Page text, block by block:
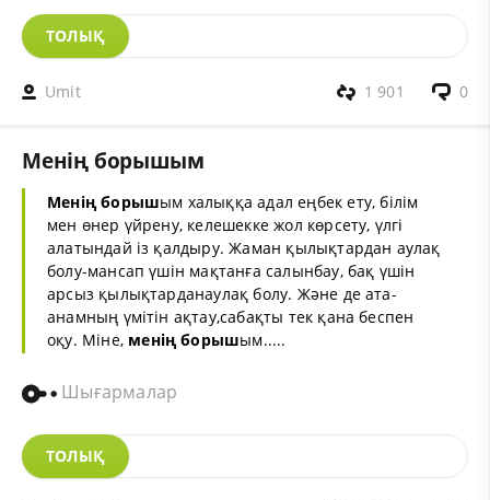
ТОЛЫҚ
Umit 0
1 901
Менің борышым
Менің борышым халыққа адал еңбек ету, білім
мен өнер үйрену, келешекке жол көрсету, үлгі
алатындай із қалдыру. Жаман қылықтардан аулақ
болу-мансап үшін мақтанға салынбау, бақ үшін
арсыз қылықтарданаулақ болу. Және де ата-
анамның үмітін ақтау,сабақты тек қана беспен
оқу. Міне, менің борышым.....
Шығармалар
ТОЛЫҚ